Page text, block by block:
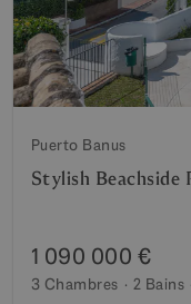
Puerto Banus
Stylish Beachside
1 090 000 €
3 Chambres 2 Bains